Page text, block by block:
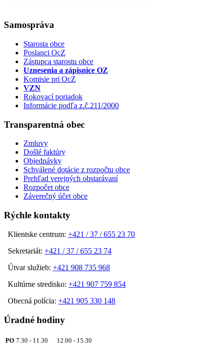
Samospráva
Starosta obce
Poslanci OcZ
Zástupca starostu obce
Uznesenia a zápisnice OZ
Komisie pri OcZ
VZN
Rokovací poriadok
Informácie podľa z.č.211/2000
Transparentná obec
Zmluvy
Došlé faktúry
Objednávky
Schválené dotácie z rozpočtu obce
Prehľad verejných obstarávaní
Rozpočet obce
Záverečný účet obce
Rýchle kontakty
Klientske centrum: +421 / 37 / 655 23 70
Sekretariát: +421 / 37 / 655 23 74
Útvar služieb: +421 908 735 968
Kultúrne stredisko: +421 907 759 854
Obecná polícia: +421 905 330 148
Úradné hodiny
PO 7.30 - 11.30 12.00 - 15.30